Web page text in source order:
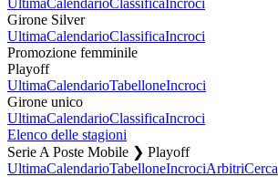
Girone Silver
UltimaCalendarioClassificaIncroci
Promozione femminile
Playoff
UltimaCalendarioTabelloneIncroci
Girone unico
UltimaCalendarioClassificaIncroci
Elenco delle stagioni
Serie A Poste Mobile ❯ Playoff
UltimaCalendarioTabelloneIncrociArbitriCerca